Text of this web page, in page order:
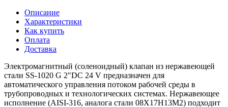
Описание
Характеристики
Как купить
Оплата
Доставка
Электромагнитный (соленоидный) клапан из нержавеющей
стали SS-1020 G 2"DC 24 V предназначен для
автоматического управления потоком рабочей среды в
трубопроводных и технологических системах. Нержавеющее
исполнение (AISI-316, аналога стали 08Х17Н13М2) подходит